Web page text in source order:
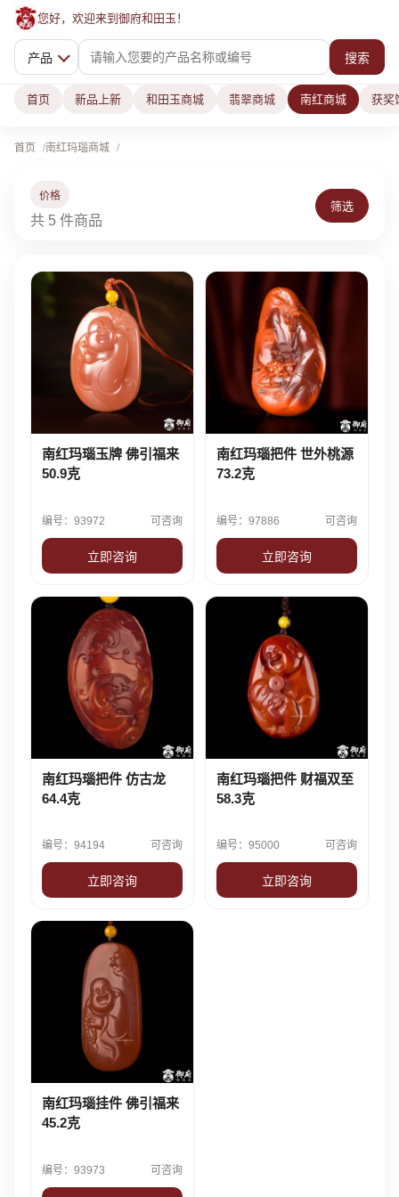
您好，欢迎来到御府和田玉！
产品 搜索
首页 新品上新 和田玉商城 翡翠商城 南红商城 获奖
首页 南红玛瑙商城
价格
共 5 件商品
筛选
南红玛瑙玉牌 佛引福来
50.9克
编号：93972 可咨询
立即咨询
南红玛瑙把件 世外桃源
73.2克
编号：97886 可咨询
立即咨询
南红玛瑙把件 仿古龙
64.4克
编号：94194 可咨询
立即咨询
南红玛瑙把件 财福双至
58.3克
编号：95000 可咨询
立即咨询
南红玛瑙挂件 佛引福来
45.2克
编号：93973 可咨询